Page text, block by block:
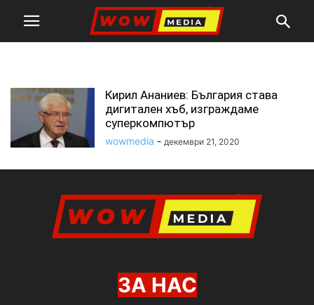
Кирил Ананиев: България става
дигитален хъб, изграждаме
суперкомпютър
wowmedia - декември 21, 2020
ЗА НАС